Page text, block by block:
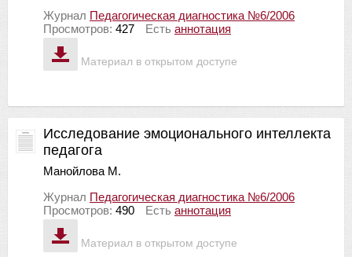
Материал в открытом доступе
Журнал Педагогическая диагностика №6/2006
Просмотров: 427 Есть аннотация
Материал в открытом доступе
Исследование эмоционального интеллекта
педагога
Манойлова М.
Журнал Педагогическая диагностика №6/2006
Просмотров: 490 Есть аннотация